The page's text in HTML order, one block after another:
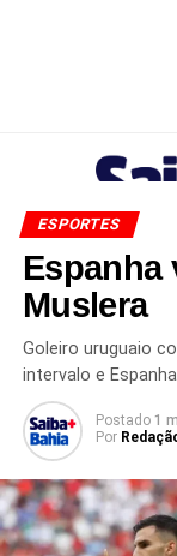
ESPORTES
Espanha
Muslera
Goleiro uruguaio
intervalo e
Postado 1
Por